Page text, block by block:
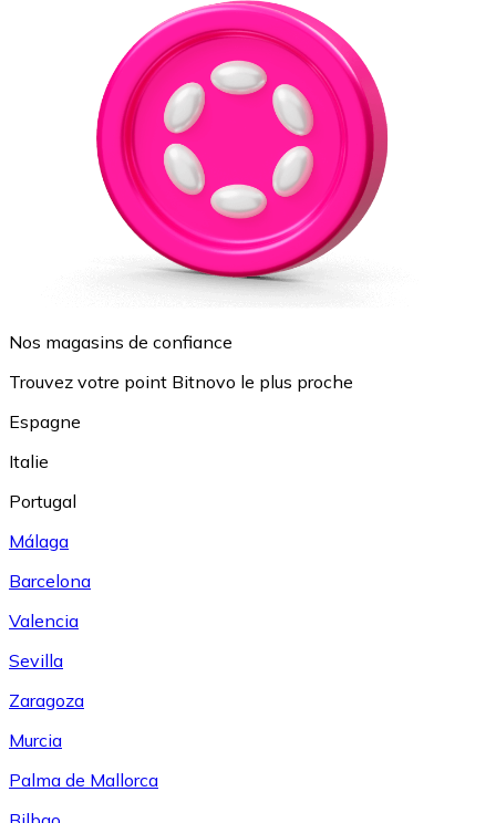
Nos magasins de confiance
Trouvez votre point Bitnovo le plus proche
Espagne
Italie
Portugal
Málaga
Barcelona
Valencia
Sevilla
Zaragoza
Murcia
Palma de Mallorca